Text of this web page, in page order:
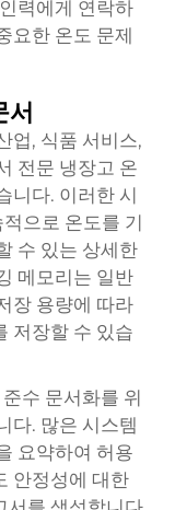
력에게 연락하
요한 온도 문제
업, 식품 서비스,
전문 냉장고 온
니다. 이러한 시
으로 온도를 기
수 있는 상세한
메모리는 일반
장 용량에 따라
저장할 수 있습
수 문서화를 위
다. 많은 시스템
요약하여 허용
안정성에 대한